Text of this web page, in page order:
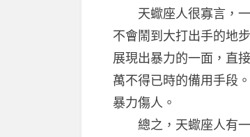
天蠍座人很寡言，一
不會鬧到大打出手的地
展現出暴力的一面，直
萬不得已時的備用手段
暴力傷人。
總之，天蠍座人有一